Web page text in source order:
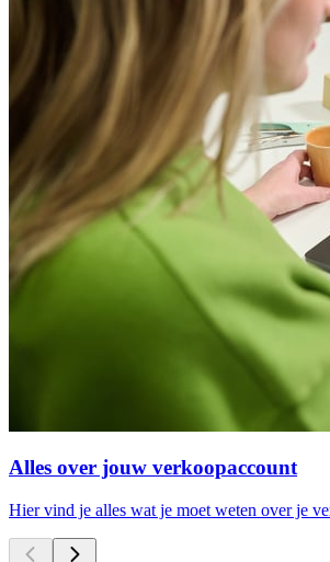
Alles over jouw verkoopaccount
Hier vind je alles wat je moet weten over je